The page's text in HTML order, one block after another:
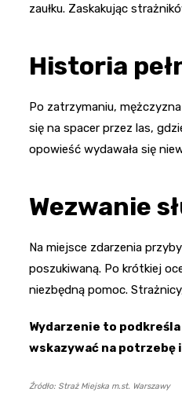
zaułku. Zaskakując
Historia
Po zatrzymaniu,
się na spacer przez las,
opowieść wydawała się
Wezwanie
Na miejsce zdarzenia
poszukiwaną. Po krótkiej
niezbędną pomoc.
Wydarzenie to
wskazywać na
Źródło: Straż Miejska m.st. Warszawy